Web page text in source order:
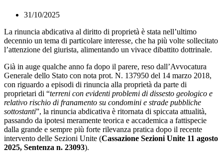
31/10/2025
La rinuncia abdicativa al diritto di proprietà è stata nell’ultimo
decennio un tema di particolare interesse, che ha più volte sollecitato
l’attenzione del giurista, alimentando un vivace dibattito dottrinale.
Già in auge qualche anno fa dopo il parere, reso dall’Avvocatura
Generale dello Stato con nota prot. N. 137950 del 14 marzo 2018,
con riguardo a episodi di rinuncia alla proprietà da parte di
proprietari di “terreni con evidenti problemi di dissesto geologico e
relativo rischio di franamento su condomini e strade pubbliche
sottostanti”, la rinuncia abdicativa è ritornata di spiccata attualità,
passando da ipotesi meramente teorica e accademica a fattispecie
dalla grande e sempre più forte rilevanza pratica dopo il recente
intervento delle Sezioni Unite (Cassazione Sezioni Unite 11 agosto
2025, Sentenza n. 23093).